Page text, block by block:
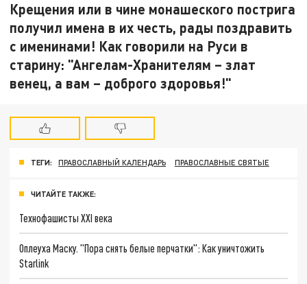
Крещения или в чине монашеского пострига
получил имена в их честь, рады поздравить
с именинами! Как говорили на Руси в
старину: "Ангелам-Хранителям – злат
венец, а вам – доброго здоровья!"
ТЕГИ: ПРАВОСЛАВНЫЙ КАЛЕНДАРЬ ПРАВОСЛАВНЫЕ СВЯТЫЕ
ЧИТАЙТЕ ТАКЖЕ:
Технофашисты XXI века
Оплеуха Маску. "Пора снять белые перчатки": Как уничтожить
Starlink